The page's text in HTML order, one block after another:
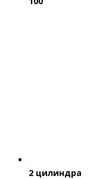
2 цилиндра